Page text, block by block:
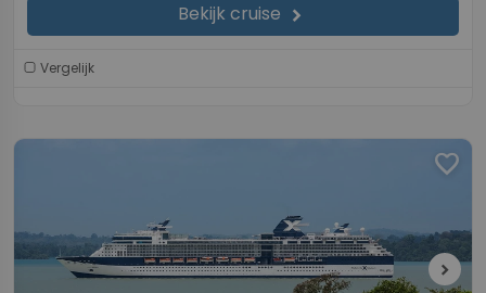
Bekijk cruise chevron_right
Vergelijk
favorite
chevron_right